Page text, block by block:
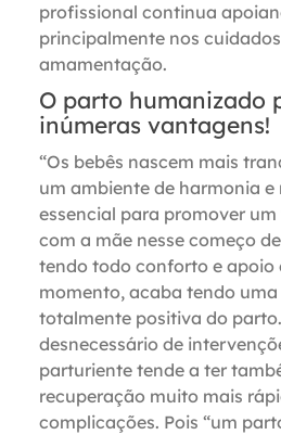
profissional continua
principalmente nos
amamentação.
O parto humanizado
inúmeras vantagens!
“Os bebês nascem mais
um ambiente de harmonia
essencial para promover
com a mãe nesse começo
tendo todo conforto e apoio
momento, acaba tendo
totalmente positiva do
desnecessário de
parturiente tende a ter
recuperação muito mais
complicações. Pois “um